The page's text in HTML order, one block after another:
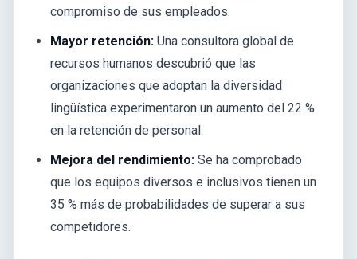
compromiso de sus empleados.
Mayor retención: Una consultora global de
recursos humanos descubrió que las
organizaciones que adoptan la diversidad
lingüística experimentaron un aumento del 22 %
en la retención de personal.
Mejora del rendimiento: Se ha comprobado
que los equipos diversos e inclusivos tienen un
35 % más de probabilidades de superar a sus
competidores.